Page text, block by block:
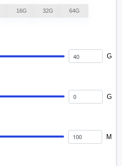
16G 32G 64G
G
G
M